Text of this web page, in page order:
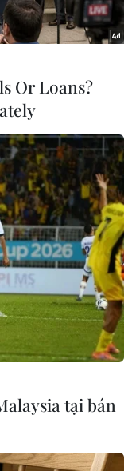
#Luật Viễn thông
Or Loans?
tại bán